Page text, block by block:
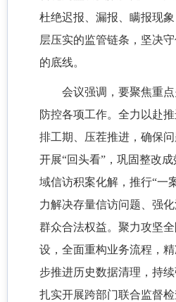
杜绝迟报、漏报、瞒报现
层压实的监管链条，坚决
的底线。
会议强调，要聚焦重
防控各项工作。全力以赴
排工期、压茬推进，确保
开展“回头看”，巩固整改
域信访积案化解，推行“一
力解决存量信访问题、强
群众合法权益。聚力攻坚
设，全面重构业务流程，
步推进历史数据清理，持续
扎实开展跨部门联合监督